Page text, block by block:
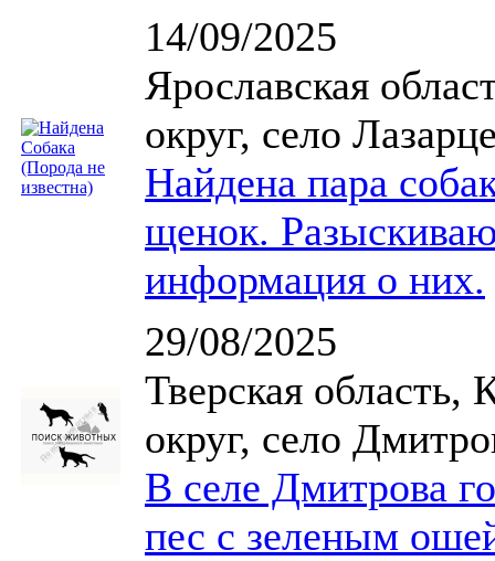
14/09/2025
Ярославская
округ, село
Найдена пара
щенок.
информация о них.
29/08/2025
Тверская
округ, село
В селе Дмитрова
пес с зеленым